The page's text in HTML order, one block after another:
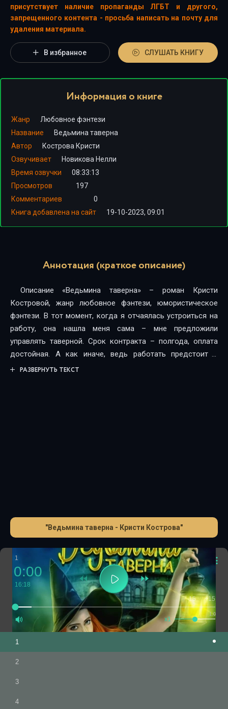
присутствует наличие пропаганды ЛГБТ и другого,
запрещенного контента - просьба написать на почту для
удаления материала.
В избранное СЛУШАТЬ КНИГУ
Информация о книге
Жанр
Любовное фэнтези
Название
Ведьмина таверна
Автор
Кострова Кристи
Озвучивает
Новикова Нелли
Время озвучки
08:33:13
Просмотров
197
Комментариев
0
Книга добавлена на сайт
19-10-2023, 09:01
Аннотация (краткое описание)
Описание «Ведьмина таверна» – роман Кристи
Костровой, жанр любовное фэнтези, юмористическое
фэнтези. В тот момент, когда я отчаялась устроиться на
работу, она нашла меня сама – мне предложили
управлять таверной. Срок контракта – полгода, оплата
достойная. А как иначе, ведь работать предстоит с
нечистью и в другом мире! Как будто этого мало, мой
РАЗВЕРНУТЬ ТЕКСТ
"Ведьмина таверна - Кристи Кострова"
1
0:00
16:18
1.0
x1
-15 +15
1
2
3
4